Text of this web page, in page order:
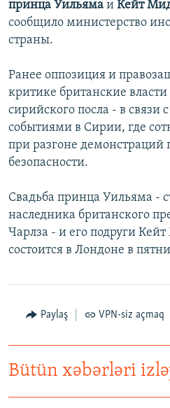
принца Уильяма и Кейт
сообщило министерство
страны.
Ранее оппозиция и
критике британские
сирийского посла - в связи
событиями в Сирии, где
при разгоне демонстраций
безопасности.
Свадьба принца Уильяма -
наследника британского
Чарлза - и его подруги
состоится в Лондоне в
Paylaş VPN-siz açmaq
Bütün xəbərləri